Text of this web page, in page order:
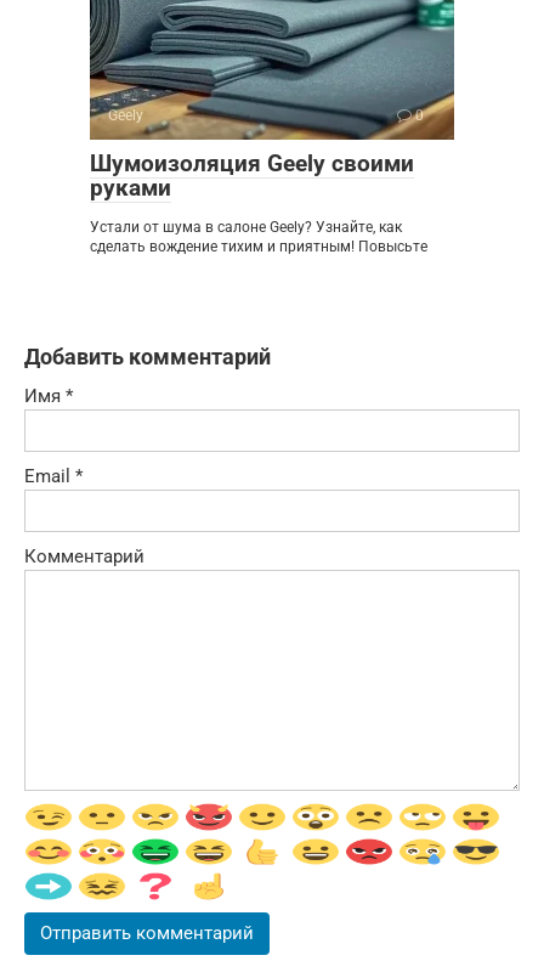
Geely 0
Шумоизоляция Geely своими
руками
Устали от шума в салоне Geely? Узнайте, как
сделать вождение тихим и приятным! Повысьте
Добавить комментарий
Имя *
Email *
Комментарий